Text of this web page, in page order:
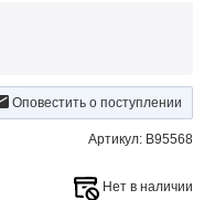
Оповестить о поступлении
Артикул: В95568
Нет в наличии